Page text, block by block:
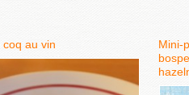
coq au vin
Mini-